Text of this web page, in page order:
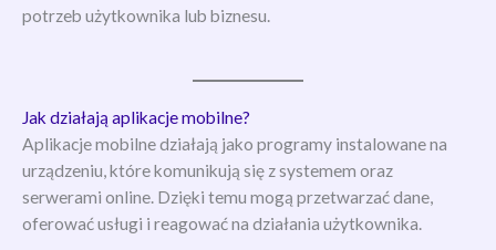
potrzeb użytkownika lub biznesu.
Jak działają aplikacje mobilne?
Aplikacje mobilne działają jako programy instalowane na
urządzeniu, które komunikują się z systemem oraz
serwerami online. Dzięki temu mogą przetwarzać dane,
oferować usługi i reagować na działania użytkownika.